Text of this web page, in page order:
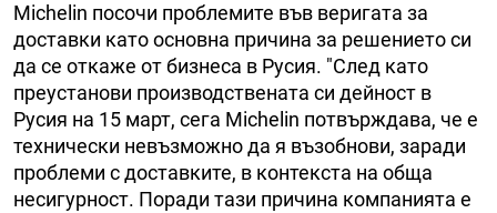
Michelin посочи проблемите във веригата за
доставки като основна причина за решението си
да се откаже от бизнеса в Русия. "След като
преустанови производствената си дейност в
Русия на 15 март, сега Michelin потвърждава, че е
технически невъзможно да я възобнови, заради
проблеми с доставките, в контекста на обща
несигурност. Поради тази причина компанията е